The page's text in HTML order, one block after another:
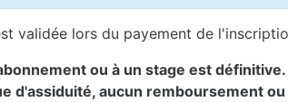
validée lors du payement de
ou à un stage est
d'assiduité, aucun remboursement